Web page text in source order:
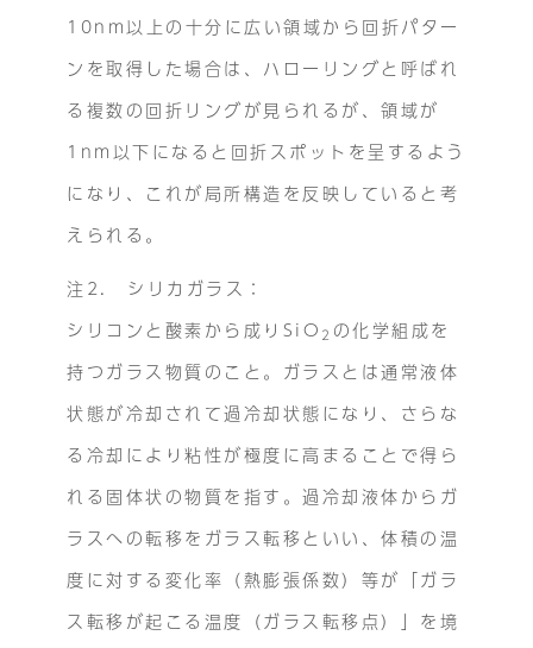
10nm以上の十分に広い領域から回折パター
ンを取得した場合は、ハローリングと呼ばれ
る複数の回折リングが見られるが、領域が
1nm以下になると回折スポットを呈するよう
になり、これが局所構造を反映していると考
えられる。
注2. シリカガラス：
シリコンと酸素から成りSiO 2 の化学組成を
持つガラス物質のこと。ガラスとは通常液体
状態が冷却されて過冷却状態になり、さらな
る冷却により粘性が極度に高まることで得ら
れる固体状の物質を指す。過冷却液体からガ
ラスへの転移をガラス転移といい、体積の温
度に対する変化率（熱膨張係数）等が「ガラ
ス転移が起こる温度（ガラス転移点）」を境